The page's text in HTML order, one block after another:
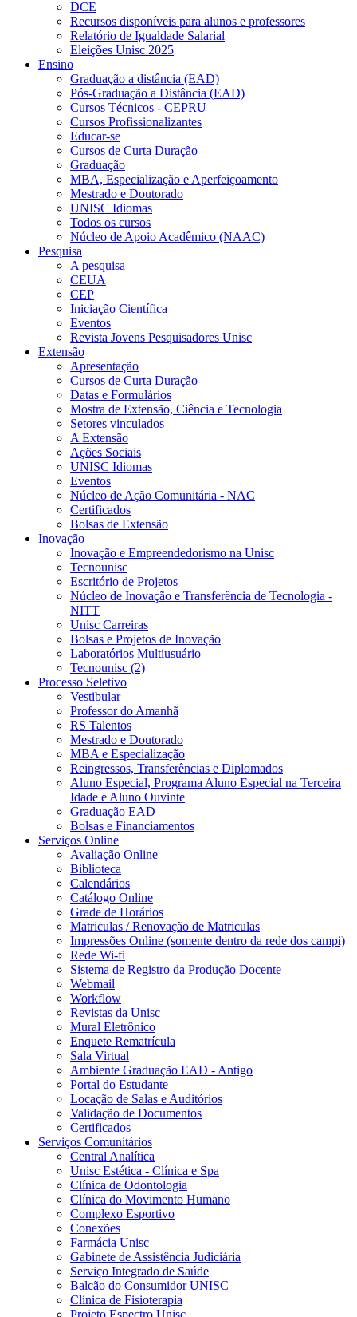
DCE
Recursos disponíveis para alunos e professores
Relatório de Igualdade Salarial
Eleições Unisc 2025
Ensino
Graduação a distância (EAD)
Pós-Graduação a Distância (EAD)
Cursos Técnicos - CEPRU
Cursos Profissionalizantes
Educar-se
Cursos de Curta Duração
Graduação
MBA, Especialização e Aperfeiçoamento
Mestrado e Doutorado
UNISC Idiomas
Todos os cursos
Núcleo de Apoio Acadêmico (NAAC)
Pesquisa
A pesquisa
CEUA
CEP
Iniciação Científica
Eventos
Revista Jovens Pesquisadores Unisc
Extensão
Apresentação
Cursos de Curta Duração
Datas e Formulários
Mostra de Extensão, Ciência e Tecnologia
Setores vinculados
A Extensão
Ações Sociais
UNISC Idiomas
Eventos
Núcleo de Ação Comunitária - NAC
Certificados
Bolsas de Extensão
Inovação
Inovação e Empreendedorismo na Unisc
Tecnounisc
Escritório de Projetos
Núcleo de Inovação e Transferência de Tecnologia -
NITT
Unisc Carreiras
Bolsas e Projetos de Inovação
Laboratórios Multiusuário
Tecnounisc (2)
Processo Seletivo
Vestibular
Professor do Amanhã
RS Talentos
Mestrado e Doutorado
MBA e Especialização
Reingressos, Transferências e Diplomados
Aluno Especial, Programa Aluno Especial na Terceira
Idade e Aluno Ouvinte
Graduação EAD
Bolsas e Financiamentos
Serviços Online
Avaliação Online
Biblioteca
Calendários
Catálogo Online
Grade de Horários
Matriculas / Renovação de Matriculas
Impressões Online (somente dentro da rede dos campi)
Rede Wi-fi
Sistema de Registro da Produção Docente
Webmail
Workflow
Revistas da Unisc
Mural Eletrônico
Enquete Rematrícula
Sala Virtual
Ambiente Graduação EAD - Antigo
Portal do Estudante
Locação de Salas e Auditórios
Validação de Documentos
Certificados
Serviços Comunitários
Central Analítica
Unisc Estética - Clínica e Spa
Clínica de Odontologia
Clínica do Movimento Humano
Complexo Esportivo
Conexões
Farmácia Unisc
Gabinete de Assistência Judiciária
Serviço Integrado de Saúde
Balcão do Consumidor UNISC
Clínica de Fisioterapia
Projeto Espectro Unisc